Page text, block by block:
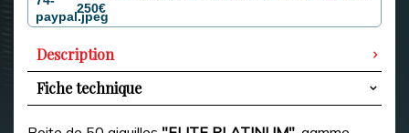
250€
Description
Fiche technique